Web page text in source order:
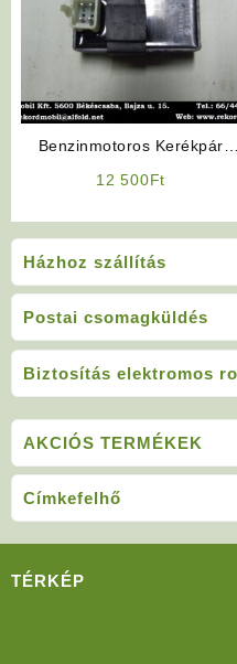
Házhoz szállítás
Postai csomagküldés
Biztosítás elektromos
Benzinmotoros Kerékpár
12 500Ft
AKCIÓS TERMÉKEK
Címkefelhő
TÉRKÉP